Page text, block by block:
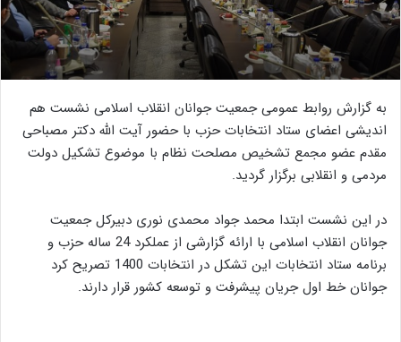
به گزارش روابط عمومی جمعیت جوانان انقلاب اسلامی نشست هم
اندیشی اعضای ستاد انتخابات حزب با حضور آیت الله دکتر مصباحی
مقدم عضو مجمع تشخیص مصلحت نظام با موضوع تشکیل دولت
مردمی و انقلابی برگزار گردید.
در این نشست ابتدا محمد جواد محمدی نوری دبیرکل جمعیت
جوانان انقلاب اسلامی با ارائه گزارشی از عملکرد 24 ساله حزب و
برنامه ستاد انتخابات این تشکل در انتخابات 1400 تصریح کرد
جوانان خط اول جریان پیشرفت و توسعه کشور قرار دارند.